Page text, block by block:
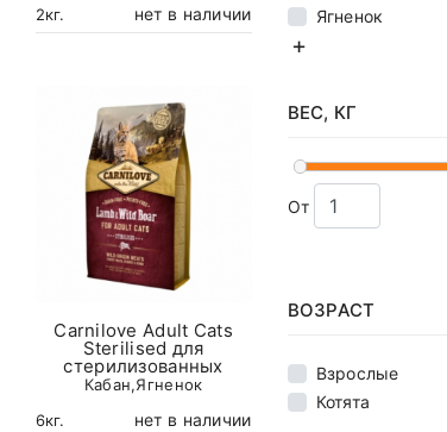
2кг.
нет в наличии
Carnilove Adult Cats
Sterilised для
стерилизованных
Кабан,Ягненок
6кг.
нет в наличии
Ягненок
ВЕС, КГ
От
ВОЗРАСТ
Взрослые
Котята